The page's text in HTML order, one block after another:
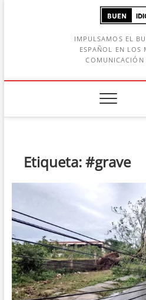
IMPULSAMOS EL
ESPAÑOL EN LOS
COMUNICACIÓN
Etiqueta:#grave